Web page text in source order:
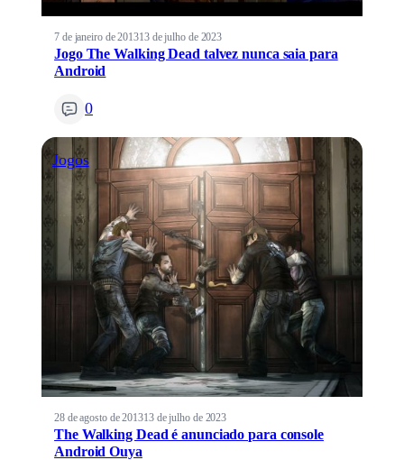
7 de janeiro de 201313 de julho de 2023
Jogo The Walking Dead talvez nunca saia para
Android
0
Jogos
28 de agosto de 201313 de julho de 2023
The Walking Dead é anunciado para console
Android Ouya